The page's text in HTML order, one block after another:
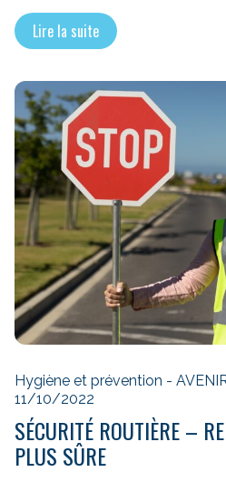
Lire la suite
Hygiène et prévention -
11/10/2022
SÉCURITÉ ROUTIÈRE –
PLUS SÛRE